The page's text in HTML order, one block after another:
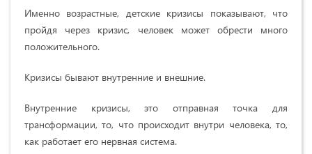
Именно возрастные, детские кризисы показывают, что
пройдя через кризис, человек может обрести много
положительного.
Кризисы бывают внутренние и внешние.
Внутренние кризисы, это отправная точка для
трансформации, то, что происходит внутри человека, то,
как работает его нервная система.